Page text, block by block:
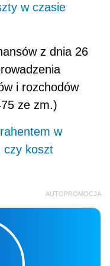
w czasie
z dnia 26
i rozchodów
ze zm.)
w
czy koszt
AUTOPROMOCJA